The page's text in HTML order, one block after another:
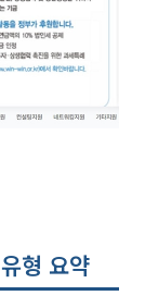
형 요약